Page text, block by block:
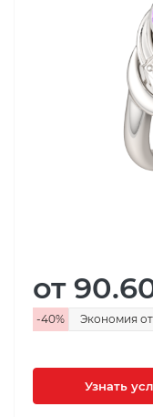
от
-40% Экономия
Узнать